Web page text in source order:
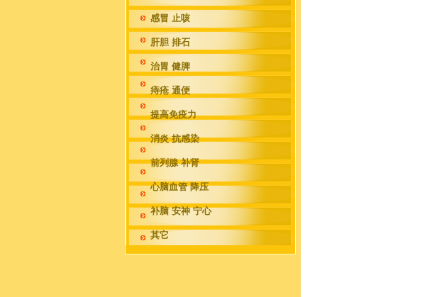
感冒 止咳
肝胆 排石
治胃 健脾
痔疮 通便
提高免疫力
消炎 抗感染
前列腺 补肾
心脑血管 降压
补脑 安神 宁心
其它